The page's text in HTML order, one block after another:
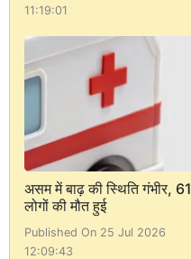
11:19:01
असम में बाढ़ की स्थिति गंभीर, 61
लोगों की मौत हुई
Published On 25 Jul 2026
12:09:43